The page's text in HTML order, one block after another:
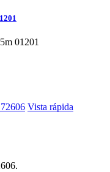
01201
Vista rápida